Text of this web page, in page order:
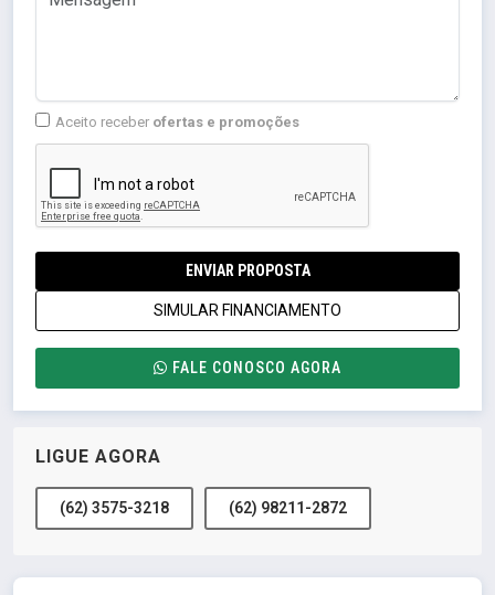
Aceito receber ofertas e promoções
ENVIAR PROPOSTA
SIMULAR FINANCIAMENTO
FALE CONOSCO AGORA
LIGUE AGORA
(62) 3575-3218 (62) 98211-2872